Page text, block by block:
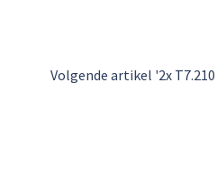
Volgende artikel '2x